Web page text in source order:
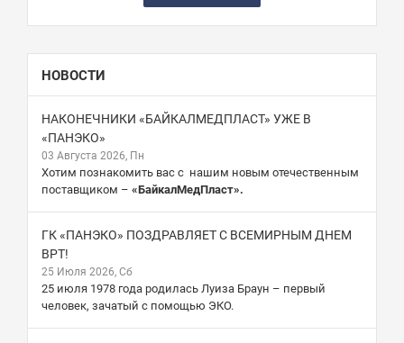
НОВОСТИ
НАКОНЕЧНИКИ «БАЙКАЛМЕДПЛАСТ» УЖЕ В
«ПАНЭКО»
03 Августа 2026, Пн
Хотим познакомить вас с нашим новым отечественным
поставщиком – «БайкалМедПласт».
ГК «ПАНЭКО» ПОЗДРАВЛЯЕТ С ВСЕМИРНЫМ ДНЕМ
ВРТ!
25 Июля 2026, Сб
25 июля 1978 года родилась Луиза Браун – первый
человек, зачатый с помощью ЭКО.